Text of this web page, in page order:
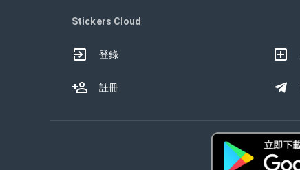
Stickers Cloud
登錄
註冊